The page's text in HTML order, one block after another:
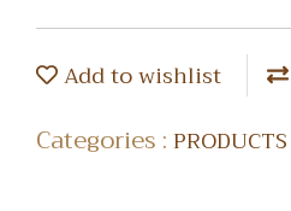
Add to wishlist
Categories :PRODUCTS